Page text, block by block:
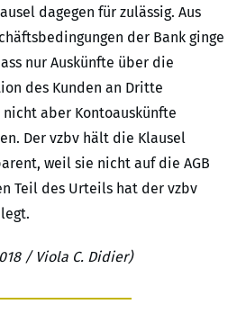
dagegen für zulässig. Aus
der Bank ginge
nur Auskünfte über die
des Kunden an Dritte
aber Kontoauskünfte
Der vzbv hält die Klausel
weil sie nicht auf die AGB
Teil des Urteils hat der vzbv
/ Viola C. Didier)